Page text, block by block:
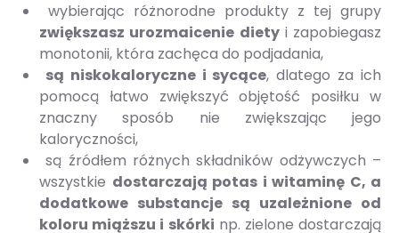
wybierając różnorodne produkty z tej grupy
zwiększasz urozmaicenie dietyi zapobiegasz
monotonii, która zachęca do podjadania,
są niskokaloryczne i sycące, dlatego za ich
pomocą łatwo zwiększyć objętość posiłku w
znaczny sposób nie zwiększając jego
kaloryczności,
są źródłem różnych składników odżywczych –
wszystkie dostarczają potas i witaminę C, a
dodatkowe substancje są uzależnione od
koloru miąższu i skórki np. zielone dostarczają